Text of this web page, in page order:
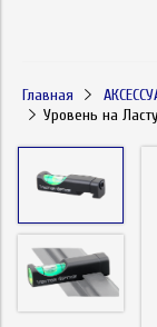
Главная
Уровень на